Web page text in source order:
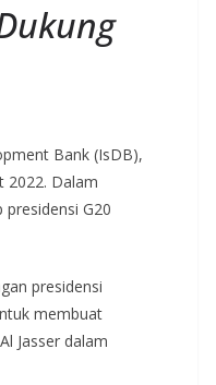
Bank (IsDB),
2022. Dalam
G20
presidensi
membuat
Jasser dalam